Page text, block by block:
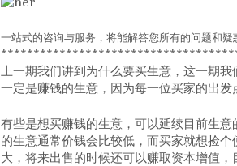
一站式的咨询与服务，将能解答您所有的问题和
上一期我们讲到为什么要买生意，这一期
一定是赚钱的生意，因为每一位买家的出发
有些是想买赚钱的生意，可以延续目前生
的生意通常价钱会比较低，而买家就想捡
大，将来出售的时候还可以赚取资本增值